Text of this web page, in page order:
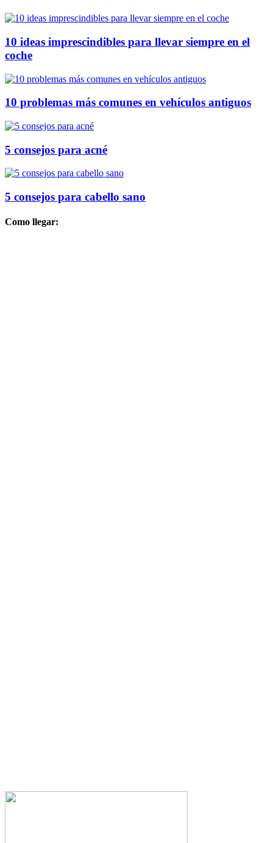
10 ideas imprescindibles para llevar siempre en el
coche
10 problemas más comunes en vehículos antiguos
5 consejos para acné
5 consejos para cabello sano
Como llegar: